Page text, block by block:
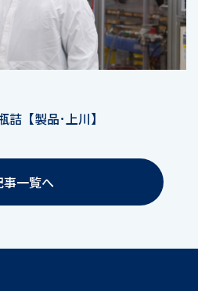
【製品･上川】
事一覧へ